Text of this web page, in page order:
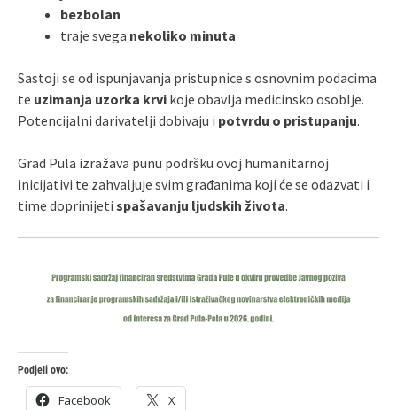
bezbolan
traje svega nekoliko minuta
Sastoji se od ispunjavanja pristupnice s osnovnim podacima
te uzimanja uzorka krvi koje obavlja medicinsko osoblje.
Potencijalni darivatelji dobivaju i potvrdu o pristupanju.
Grad Pula izražava punu podršku ovoj humanitarnoj
inicijativi te zahvaljuje svim građanima koji će se odazvati i
time doprinijeti spašavanju ljudskih života.
Podjeli ovo:
Facebook X